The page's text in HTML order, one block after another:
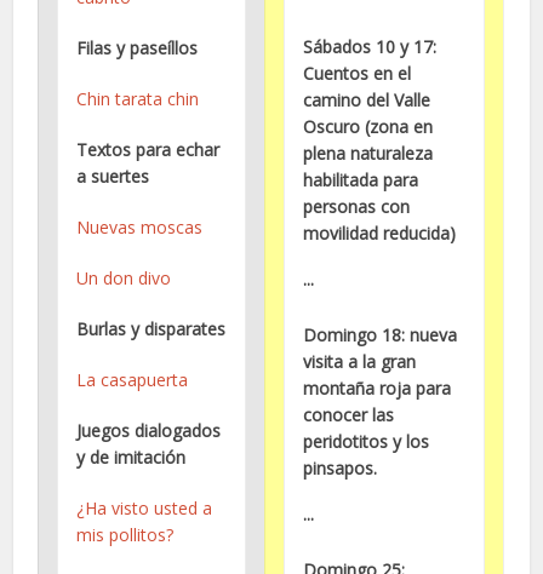
Filas y paseíllos
Chin tarata chin
Textos para echar
a suertes
Nuevas moscas
Un don divo
Burlas y disparates
La casapuerta
Juegos dialogados
y de imitación
¿Ha visto usted a
mis pollitos?
Sábados 10 y 17:
Cuentos en el
camino del Valle
Oscuro (zona en
plena naturaleza
habilitada para
personas con
movilidad reducida)
···
Domingo 18: nueva
visita a la gran
montaña roja para
conocer las
peridotitos y los
pinsapos.
···